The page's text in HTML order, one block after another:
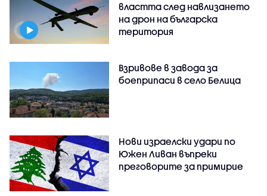
властта след навлизането
на дрон на българска
територия
Взривове в завода за
боеприпаси в село Белица
Нови израелски удари по
Южен Ливан въпреки
преговорите за примирие